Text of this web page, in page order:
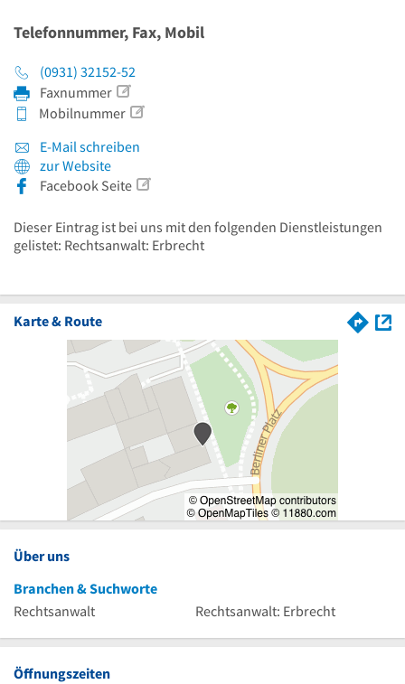
Telefonnummer, Fax, Mobil
(0931) 32152-52
Faxnummer
Mobilnummer
E-Mail schreiben
zur Website
Facebook Seite
Dieser Eintrag ist bei uns mit den folgenden Dienstleistungen
gelistet: Rechtsanwalt: Erbrecht
Karte & Route
Über uns
Branchen & Suchworte
Rechtsanwalt
Rechtsanwalt: Erbrecht
Öffnungszeiten